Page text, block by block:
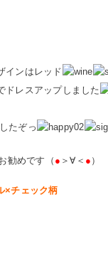
インはレッド
ドレスアップしました
たぞっ
勧めです（ ● ＞∀＜ ● ）
×チェック柄